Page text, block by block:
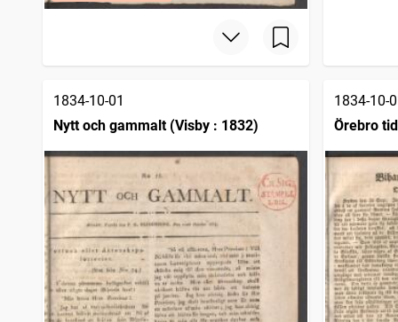
1834-10-01
Nytt och gammalt (Visby : 1832)
1834-10-
Örebro